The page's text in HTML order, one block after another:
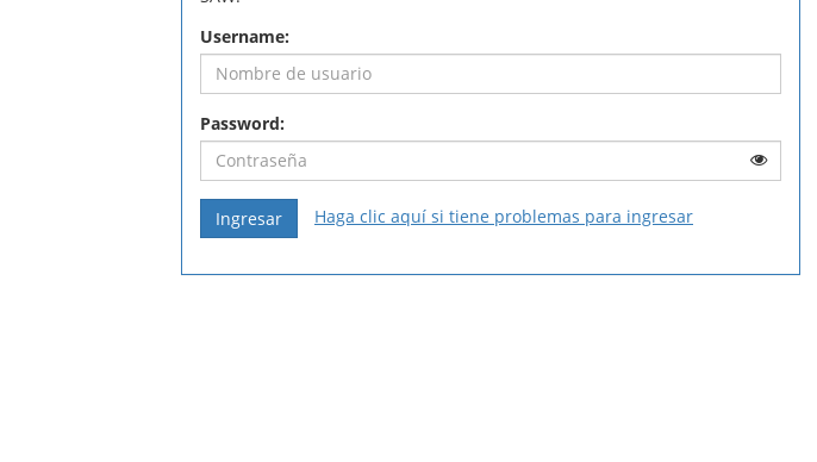
Username:
Password:
Ingresar Haga clic aquí si tiene problemas para ingresar